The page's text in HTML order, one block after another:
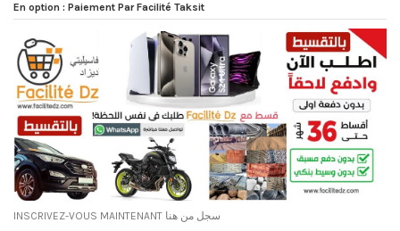
En option : Paiement Par Facilité Taksit
INSCRIVEZ-VOUS MAINTENANT سجل من هنا